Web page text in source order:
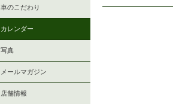
車のこだわり
カレンダー
写真
メールマガジン
店舗情報